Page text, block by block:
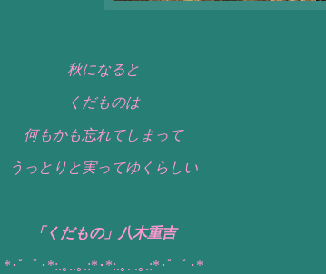
秋になると
くだものは
何もかも忘れてしまって
うっとりと実ってゆくらしい
「くだもの」八木重吉
*･゜ﾟ･*:.｡..｡.:*･*:.｡. .｡.:*･゜ﾟ･*